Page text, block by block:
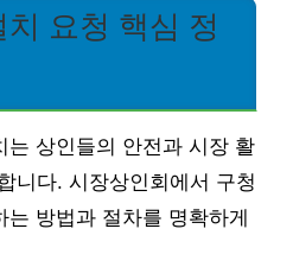
요청 핵심 정
는 상인들의 안전과 시장 활
니다. 시장상인회에서 구청
방법과 절차를 명확하게